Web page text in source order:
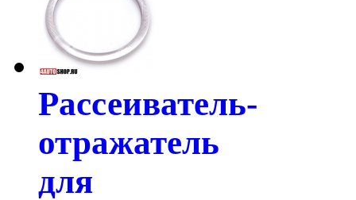
Рассеиватель-
отражатель
для